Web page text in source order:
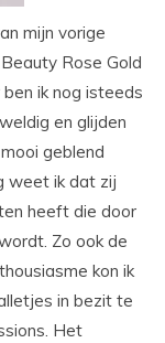
mijn vorige
Rose Gold
ik nog isteeds
en glijden
geblend
weet ik dat zij
heeft die door
Zo ook de
kon ik
in bezit te
Het